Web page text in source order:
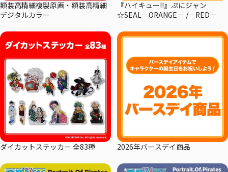
額装高精細複製原画・額装高精細
デジタルカラー
『ハイキュー!!』ぷにジャン
☆SEAL－ORANGE－ /－RED－
ダイカットステッカー 全83種 2026年バースデイ商品